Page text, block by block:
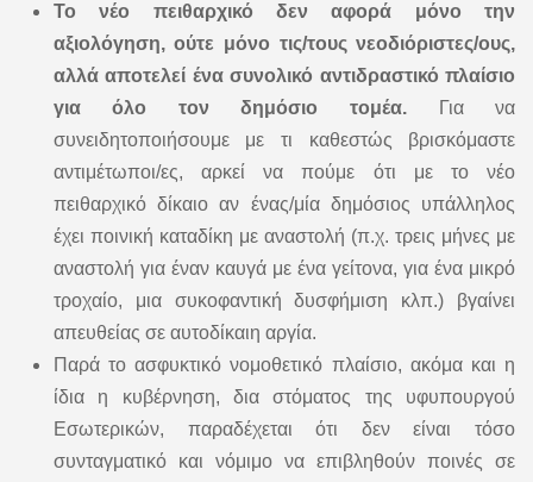
Το νέο πειθαρχικό δεν αφορά μόνο την
αξιολόγηση, ούτε μόνο τις/τους νεοδιόριστες/ους,
αλλά αποτελεί ένα συνολικό αντιδραστικό πλαίσιο
για όλο τον δημόσιο τομέα. Για να
συνειδητοποιήσουμε με τι καθεστώς βρισκόμαστε
αντιμέτωποι/ες, αρκεί να πούμε ότι με το νέο
πειθαρχικό δίκαιο αν ένας/μία δημόσιος υπάλληλος
έχει ποινική καταδίκη με αναστολή (π.χ. τρεις μήνες με
αναστολή για έναν καυγά με ένα γείτονα, για ένα μικρό
τροχαίο, μια συκοφαντική δυσφήμιση κλπ.) βγαίνει
απευθείας σε αυτοδίκαιη αργία.
Παρά το ασφυκτικό νομοθετικό πλαίσιο, ακόμα και η
ίδια η κυβέρνηση, δια στόματος της υφυπουργού
Εσωτερικών, παραδέχεται ότι δεν είναι τόσο
συνταγματικό και νόμιμο να επιβληθούν ποινές σε